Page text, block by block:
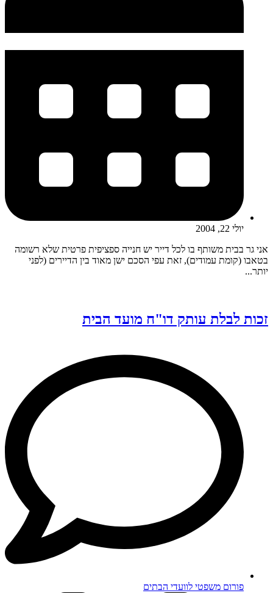
יולי 22, 2004
אני גר בבית משותף בו לכל דייר יש חנייה ספציפית פרטית שלא רשומה
בטאבו (קומת עמודים), זאת עפי הסכם ישן מאוד בין הדיירים (לפני
יותר...
זכות לבלת עותק דו"ח מועד הבית
פורום משפטי לוועדי הבתים